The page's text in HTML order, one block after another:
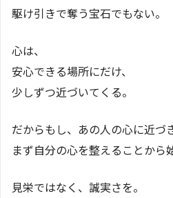
駆け引きで奪う宝石でもない。
心は、
安心できる場所にだけ、
少しずつ近づいてくる。
だからもし、あの人の心に近づ
まず自分の心を整えることから
見栄ではなく、誠実さを。